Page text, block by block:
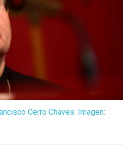
Cerro Chaves. Imagen: